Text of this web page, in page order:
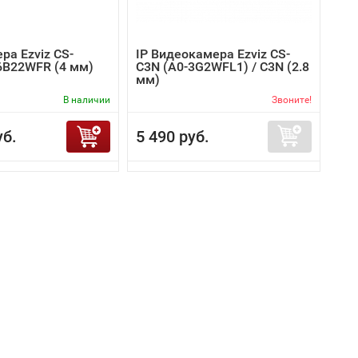
Ezviz CS-
(4 мм)
В наличии
IP Видеокамера Ezviz CS-
C3N (A0-3G2WFL1) / C3N (2.8
мм)
Звоните!
5 490 руб.